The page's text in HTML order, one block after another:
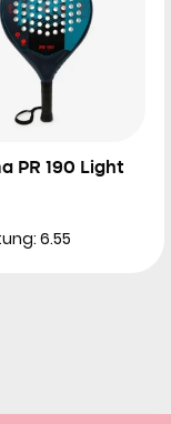
PR 190 Light
6.55